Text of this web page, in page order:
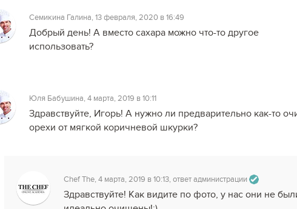
Семикина Галина, 13 февраля, 2020 в 16:49
Добрый день! А вместо сахара можно что-то другое
использовать?
Юля Бабушина, 4 марта, 2019 в 10:11
Здравствуйте, Игорь! А нужно ли предварительно как-то
орехи от мягкой коричневой шкурки?
Chef The, 4 марта, 2019 в 10:13, ответ администрации
Здравствуйте! Как видите по фото, у нас они не